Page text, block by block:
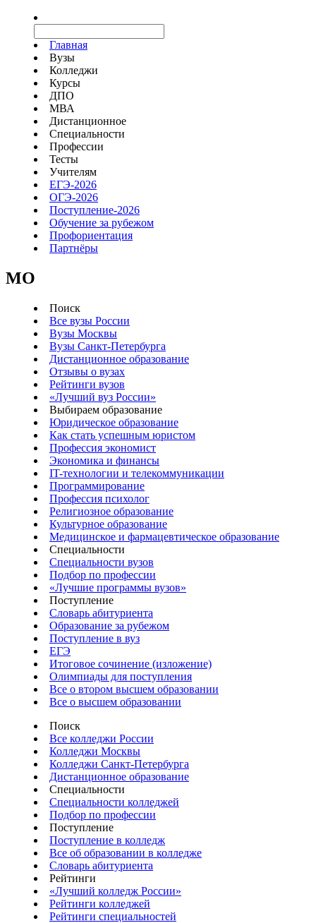
Главная
Вузы
Колледжи
Курсы
ДПО
МВА
Дистанционное
Специальности
Профессии
Тесты
Учителям
ЕГЭ-2026
ОГЭ-2026
Поступление-2026
Обучение за рубежом
Профориентация
Партнёры
MO
Поиск
Все вузы России
Вузы Москвы
Вузы Санкт-Петербурга
Дистанционное образование
Отзывы о вузах
Рейтинги вузов
«Лучший вуз России»
Выбираем образование
Юридическое образование
Как стать успешным юристом
Профессия экономист
Экономика и финансы
IT-технологии и телекоммуникации
Программирование
Профессия психолог
Религиозное образование
Культурное образование
Медицинское и фармацевтическое образование
Специальности
Специальности вузов
Подбор по профессии
«Лучшие программы вузов»
Поступление
Словарь абитуриента
Образование за рубежом
Поступление в вуз
ЕГЭ
Итоговое сочинение (изложение)
Олимпиады для поступления
Все о втором высшем образовании
Все о высшем образовании
Поиск
Все колледжи России
Колледжи Москвы
Колледжи Санкт-Петербурга
Дистанционное образование
Специальности
Специальности колледжей
Подбор по профессии
Поступление
Поступление в колледж
Все об образовании в колледже
Словарь абитуриента
Рейтинги
«Лучший колледж России»
Рейтинги колледжей
Рейтинги специальностей